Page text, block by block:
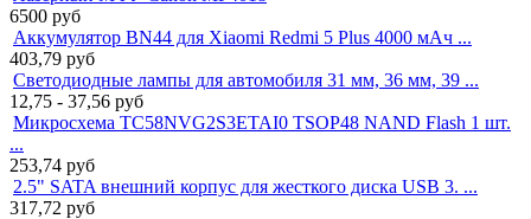
6500 руб
Аккумулятор BN44 для Xiaomi Redmi 5 Plus 4000 мАч ...
403,79 руб
Светодиодные лампы для автомобиля 31 мм, 36 мм, 39 ...
12,75 - 37,56 руб
Микросхема TC58NVG2S3ETAI0 TSOP48 NAND Flash 1 шт.
...
253,74 руб
2.5" SATA внешний корпус для жесткого диска USB 3. ...
317,72 руб